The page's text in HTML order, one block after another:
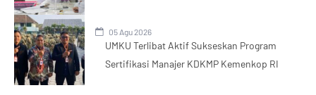
05 Agu 2026
UMKU Terlibat Aktif Sukseskan Program
Sertifikasi Manajer KDKMP Kemenkop RI